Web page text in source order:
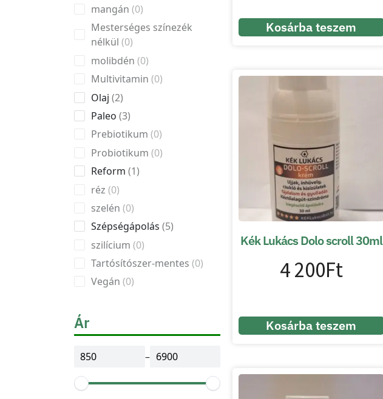
mangán 0
Mesterséges színezék
nélkül 0
molibdén 0
Multivitamin 0
Olaj 2
Paleo 3
Prebiotikum 0
Probiotikum 0
Reform 1
réz 0
szelén 0
Szépségápolás 5
szilícium 0
Tartósítószer-mentes 0
Vegán 0
Ár
–
Kosárba teszem
Kék Lukács Dolo scroll 30ml
4 200Ft
Kosárba teszem